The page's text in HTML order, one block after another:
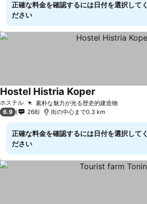
正確な料金を確認するには日付を選択してく
ださい
ホステル 素朴な魅力が光る歴史的建造物
Hostel Histria Koper
6.9 268 街の中心まで0.3 km
正確な料金を確認するには日付を選択してく
ださい